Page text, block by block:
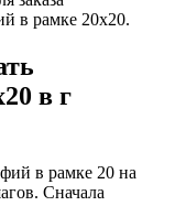
в рамке 20х20.
в г
в рамке 20 на
Сначала